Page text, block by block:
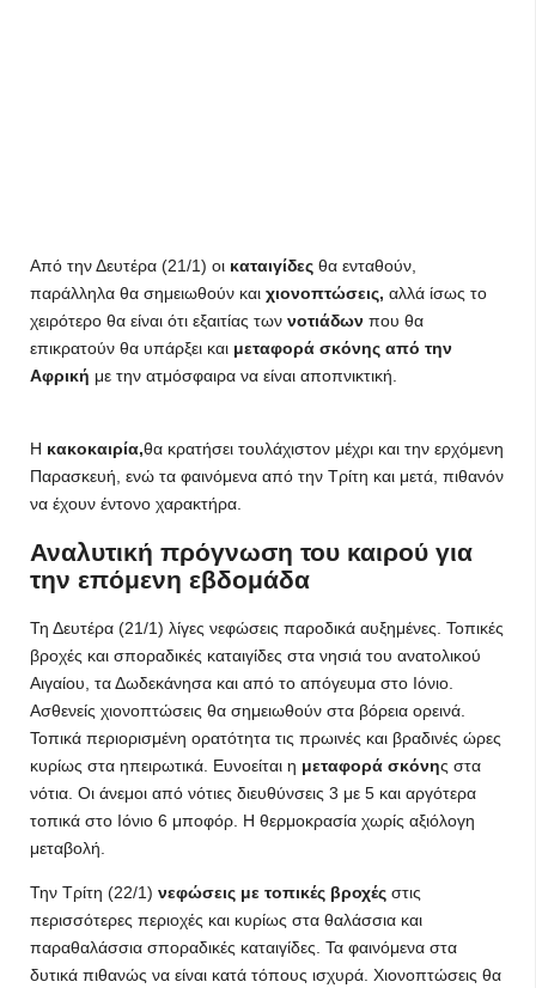
Από την Δευτέρα (21/1) οι καταιγίδες θα ενταθούν,
παράλληλα θα σημειωθούν και χιονοπτώσεις, αλλά ίσως το
χειρότερο θα είναι ότι εξαιτίας των νοτιάδων που θα
επικρατούν θα υπάρξει και μεταφορά σκόνης από την
Αφρική με την ατμόσφαιρα να είναι αποπνικτική.
Η κακοκαιρία,θα κρατήσει τουλάχιστον μέχρι και την ερχόμενη
Παρασκευή, ενώ τα φαινόμενα από την Τρίτη και μετά, πιθανόν
να έχουν έντονο χαρακτήρα.
Αναλυτική πρόγνωση του καιρού για
την επόμενη εβδομάδα
Τη Δευτέρα (21/1) λίγες νεφώσεις παροδικά αυξημένες. Τοπικές
βροχές και σποραδικές καταιγίδες στα νησιά του ανατολικού
Αιγαίου, τα Δωδεκάνησα και από το απόγευμα στο Ιόνιο.
Ασθενείς χιονοπτώσεις θα σημειωθούν στα βόρεια ορεινά.
Τοπικά περιορισμένη ορατότητα τις πρωινές και βραδινές ώρες
κυρίως στα ηπειρωτικά. Ευνοείται η μεταφορά σκόνης στα
νότια. Οι άνεμοι από νότιες διευθύνσεις 3 με 5 και αργότερα
τοπικά στο Ιόνιο 6 μποφόρ. Η θερμοκρασία χωρίς αξιόλογη
μεταβολή.
Την Τρίτη (22/1) νεφώσεις με τοπικές βροχές στις
περισσότερες περιοχές και κυρίως στα θαλάσσια και
παραθαλάσσια σποραδικές καταιγίδες. Τα φαινόμενα στα
δυτικά πιθανώς να είναι κατά τόπους ισχυρά. Χιονοπτώσεις θα